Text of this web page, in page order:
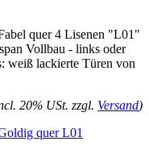
quer 4 Lisenen "L01"
Vollbau - links oder
weiß lackierte Türen von
20% USt. zzgl. Versand)
quer L01